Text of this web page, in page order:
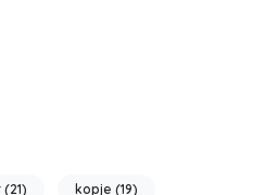
(21) kopje (19)